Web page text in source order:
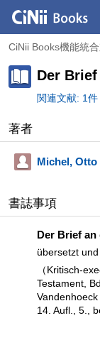
CiNii Books機能統
Der
関連文献: 1件
著者
Michel, Otto
書誌事項
Der Brief an
übersetzt
（Kritisch-
Testament,
14. Aufl., 5.,